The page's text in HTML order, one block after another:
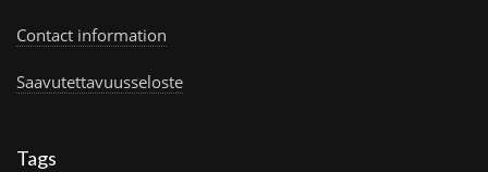
Contact information
Saavutettavuusseloste
Tags